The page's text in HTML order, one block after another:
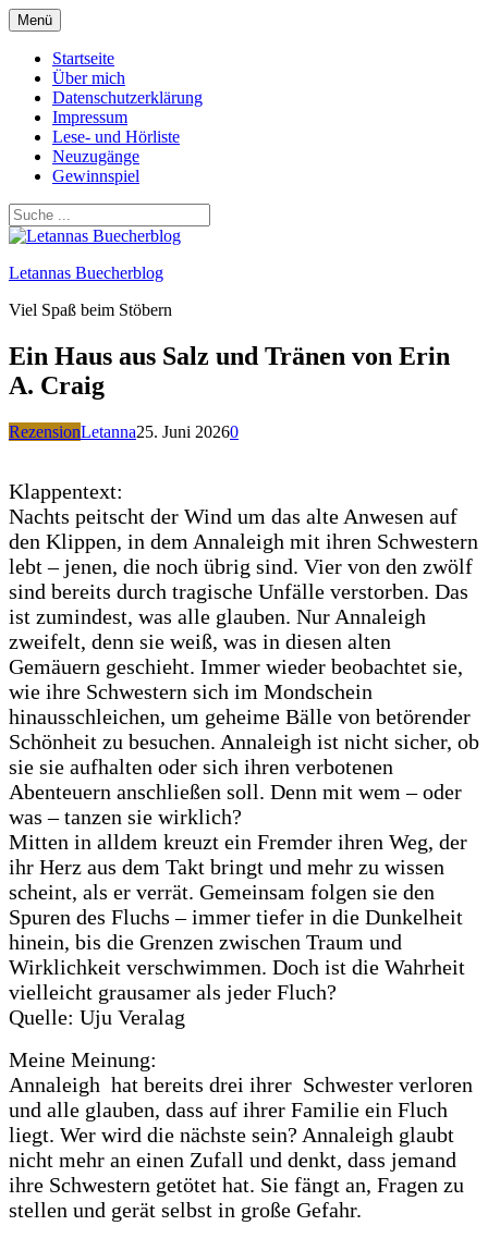
Zum
Inhalt
springen
Menü
Startseite
Über mich
Datenschutzerklärung
Impressum
Lese- und Hörliste
Neuzugänge
Gewinnspiel
Letannas Buecherblog
Viel Spaß beim Stöbern
Ein Haus aus Salz und Tränen von Erin
A. Craig
RezensionLetanna25. Juni 20260
Klappentext:
Nachts peitscht der Wind um das alte Anwesen auf
den Klippen, in dem Annaleigh mit ihren Schwestern
lebt – jenen, die noch übrig sind. Vier von den zwölf
sind bereits durch tragische Unfälle verstorben. Das
ist zumindest, was alle glauben. Nur Annaleigh
zweifelt, denn sie weiß, was in diesen alten
Gemäuern geschieht. Immer wieder beobachtet sie,
wie ihre Schwestern sich im Mondschein
hinausschleichen, um geheime Bälle von betörender
Schönheit zu besuchen. Annaleigh ist nicht sicher, ob
sie sie aufhalten oder sich ihren verbotenen
Abenteuern anschließen soll. Denn mit wem – oder
was – tanzen sie wirklich?
Mitten in alldem kreuzt ein Fremder ihren Weg, der
ihr Herz aus dem Takt bringt und mehr zu wissen
scheint, als er verrät. Gemeinsam folgen sie den
Spuren des Fluchs – immer tiefer in die Dunkelheit
hinein, bis die Grenzen zwischen Traum und
Wirklichkeit verschwimmen. Doch ist die Wahrheit
vielleicht grausamer als jeder Fluch?
Quelle: Uju Veralag
Meine Meinung:
Annaleigh hat bereits drei ihrer Schwester verloren
und alle glauben, dass auf ihrer Familie ein Fluch
liegt. Wer wird die nächste sein? Annaleigh glaubt
nicht mehr an einen Zufall und denkt, dass jemand
ihre Schwestern getötet hat. Sie fängt an, Fragen zu
stellen und gerät selbst in große Gefahr.